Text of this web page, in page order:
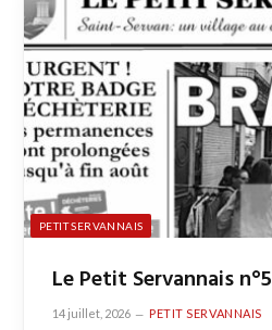
PETIT SERVANNAIS
Le Petit Servannais
14 juillet, 2026 PETIT SERVANNAIS